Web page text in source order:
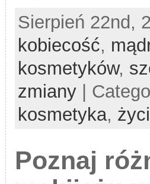
Sierpień 22nd,
kobiecość,
kosmetyków,
zmiany|
kosmetyka,
Poznaj